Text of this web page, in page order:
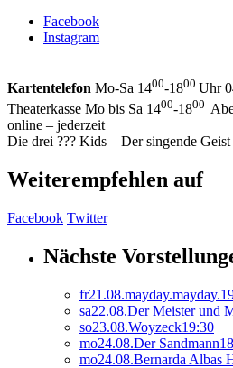
Facebook
Instagram
Kartentelefon Mo-Sa 1400-1800 Uhr
Theaterkasse Mo bis Sa 1400-1800
online – jederzeit
Die drei ??? Kids – Der singende Geist
Weiterempfehlen auf
Facebook Twitter
Nächste
fr21.08.mayday.mayday.
sa22.08.Der Meister und
so23.08.Woyzeck19:30
mo24.08.Der Sandmann
mo24.08.Bernarda Albas